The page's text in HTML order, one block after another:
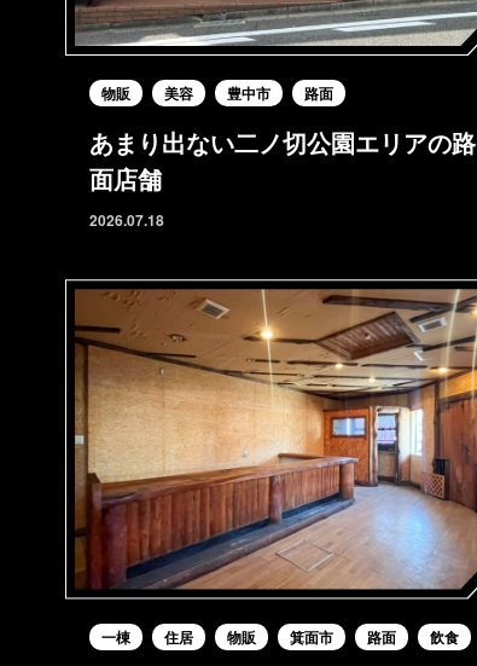
物販 美容 豊中市 路面
あまり出ない二ノ切公園エリアの路
面店舗
2026.07.18
一棟 住居 物販 箕面市 路面 飲食